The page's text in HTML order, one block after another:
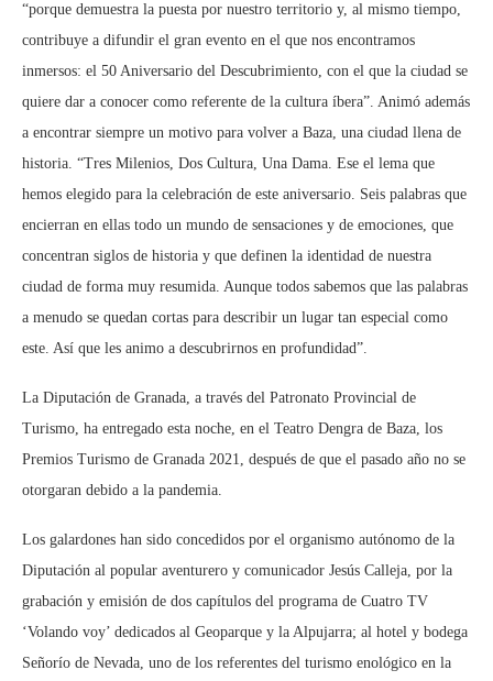
“porque demuestra la puesta por nuestro territorio y, al mismo tiempo,
contribuye a difundir el gran evento en el que nos encontramos
inmersos: el 50 Aniversario del Descubrimiento, con el que la ciudad se
quiere dar a conocer como referente de la cultura íbera”. Animó además
a encontrar siempre un motivo para volver a Baza, una ciudad llena de
historia. “Tres Milenios, Dos Cultura, Una Dama. Ese el lema que
hemos elegido para la celebración de este aniversario. Seis palabras que
encierran en ellas todo un mundo de sensaciones y de emociones, que
concentran siglos de historia y que definen la identidad de nuestra
ciudad de forma muy resumida. Aunque todos sabemos que las palabras
a menudo se quedan cortas para describir un lugar tan especial como
este. Así que les animo a descubrirnos en profundidad”.
La Diputación de Granada, a través del Patronato Provincial de
Turismo, ha entregado esta noche, en el Teatro Dengra de Baza, los
Premios Turismo de Granada 2021, después de que el pasado año no se
otorgaran debido a la pandemia.
Los galardones han sido concedidos por el organismo autónomo de la
Diputación al popular aventurero y comunicador Jesús Calleja, por la
grabación y emisión de dos capítulos del programa de Cuatro TV
‘Volando voy’ dedicados al Geoparque y la Alpujarra; al hotel y bodega
Señorío de Nevada, uno de los referentes del turismo enológico en la